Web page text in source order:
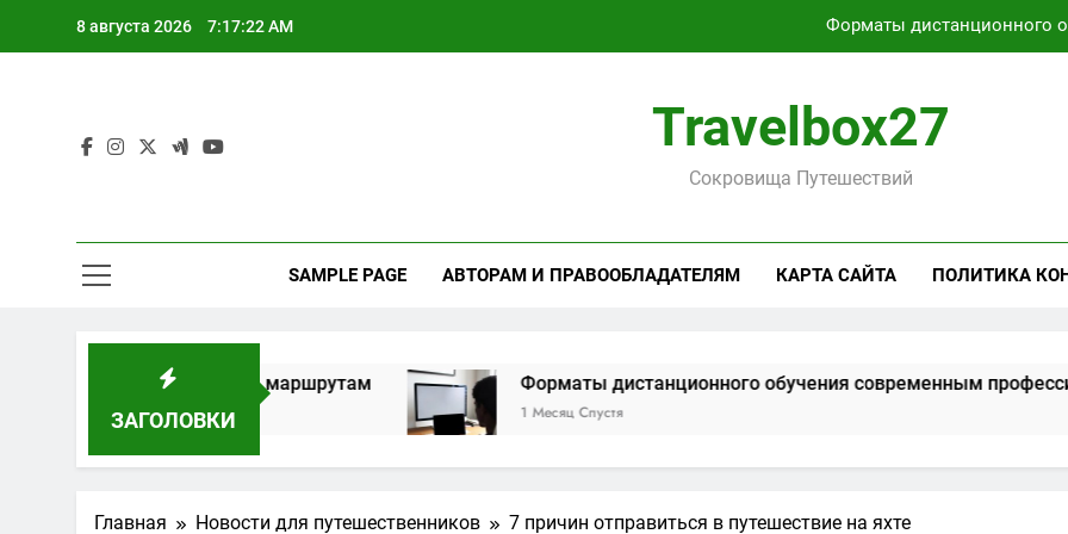
8 августа 2026 7:17:23 AM Форматы дистанционного
Способы получения и
Активный отдых на Байкале летом и
Характеристики легких чемоданов на колесах с
Travelbox27
Сокровища Путешествий
SAMPLE PAGE АВТОРАМ И ПРАВООБЛАДАТЕЛЯМ КАРТА САЙТА ПОЛИТИКА
ЗАГОЛОВКИ
маршрутам Форматы дистанционного обучения современным профессиям
1 Месяц Спустя
Главная Новости для путешественников 7 причин отправиться в путешествие на яхте